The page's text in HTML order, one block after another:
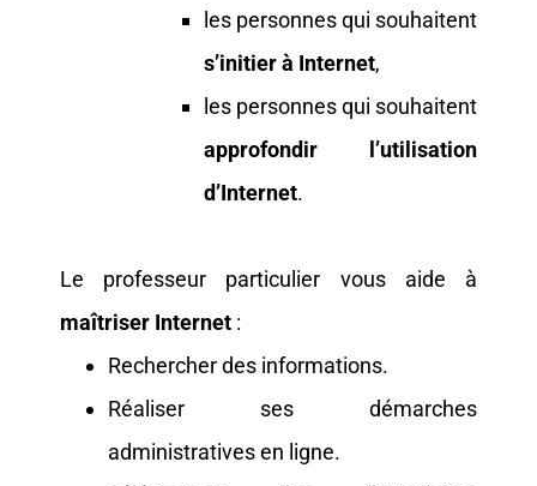
les personnes qui souhaitent
s’initier à Internet,
les personnes qui souhaitent
approfondir l’utilisation
d’Internet.
Le professeur particulier vous aide à
maîtriser Internet :
Rechercher des informations.
Réaliser ses démarches
administratives en ligne.